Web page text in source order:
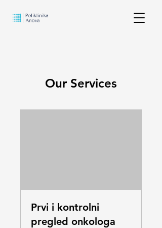
Our Services
Prvi i kontrolni
pregled onkologa